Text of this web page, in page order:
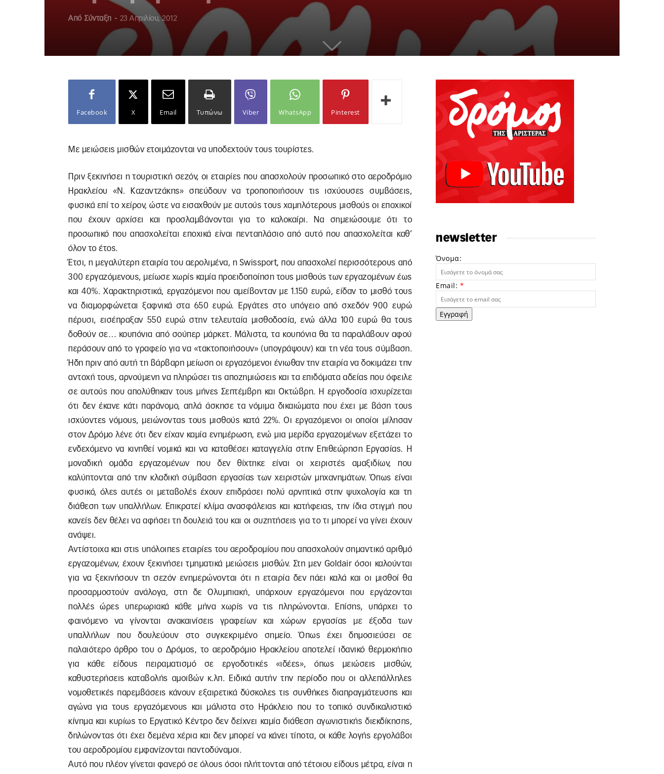
Από Σύνταξη - 23 Απριλίου, 2012
Facebook X Email Τυπώνω Viber WhatsApp Pinterest
Με μειώσεις μισθών ετοιμάζονται να υποδεχτούν τους τουρίστες.
Πριν ξεκινήσει η τουριστική σεζόν, οι εταιρίες που απασχολούν προσωπικό στο αεροδρόμιο
Ηρακλείου «Ν. Καζαντζάκης» σπεύδουν να τροποποιήσουν τις ισχύουσες συμβάσεις,
φυσικά επί το χείρον, ώστε να εισαχθούν με αυτούς τους χαμηλότερους μισθούς οι εποχικοί
που έχουν αρχίσει και προσλαμβάνονται για το καλοκαίρι. Να σημειώσουμε ότι το
προσωπικό που απασχολείται εποχικά είναι πενταπλάσιο από αυτό που απασχολείται καθ’
όλον το έτος.
Έτσι, η μεγαλύτερη εταιρία του αερολιμένα, η Swissport, που απασχολεί περισσότερους από
300 εργαζόμενους, μείωσε χωρίς καμία προειδοποίηση τους μισθούς των εργαζομένων έως
και 40%. Χαρακτηριστικά, εργαζόμενοι που αμείβονταν με 1.150 ευρώ, είδαν το μισθό τους
να διαμορφώνεται ξαφνικά στα 650 ευρώ. Εργάτες στο υπόγειο από σχεδόν 900 ευρώ
πέρυσι, εισέπραξαν 550 ευρώ στην τελευταία μισθοδοσία, ενώ άλλα 100 ευρώ θα τους
δοθούν σε… κουπόνια από σούπερ μάρκετ. Μάλιστα, τα κουπόνια θα τα παραλάβουν αφού
περάσουν από το γραφείο για να «τακτοποιήσουν» (υπογράψουν) και τη νέα τους σύμβαση.
Ήδη πριν από αυτή τη βάρβαρη μείωση οι εργαζόμενοι ένιωθαν την εταιρία να δοκιμάζει την
αντοχή τους, αρνούμενη να πληρώσει τις αποζημιώσεις και τα επιδόματα αδείας που όφειλε
σε αυτούς που απολύθηκαν τους μήνες Σεπτέμβρη και Οκτώβρη. Η εργοδοσία ισχυρίζεται
ότι δεν έκανε κάτι παράνομο, απλά άσκησε τα νόμιμα δικαιώματα που έχει με βάση τους
ισχύοντες νόμους, μειώνοντας τους μισθούς κατά 22%. Οι εργαζόμενοι οι οποίοι μίλησαν
στον Δρόμο λένε ότι δεν είχαν καμία ενημέρωση, ενώ μια μερίδα εργαζομένων εξετάζει το
ενδεχόμενο να κινηθεί νομικά και να καταθέσει καταγγελία στην Επιθεώρηση Εργασίας. Η
μοναδική ομάδα εργαζομένων που δεν θίχτηκε είναι οι χειριστές αμαξιδίων, που
καλύπτονται από την κλαδική σύμβαση εργασίας των χειριστών μηχανημάτων. Όπως είναι
φυσικό, όλες αυτές οι μεταβολές έχουν επιδράσει πολύ αρνητικά στην ψυχολογία και τη
διάθεση των υπαλλήλων. Επικρατεί κλίμα ανασφάλειας και κατήφειας, την ίδια στιγμή που
κανείς δεν θέλει να αφήσει τη δουλειά του και οι συζητήσεις για το τι μπορεί να γίνει έχουν
ανάψει.
Αντίστοιχα και στις υπόλοιπες εταιρίες του αεροδρομίου που απασχολούν σημαντικό αριθμό
εργαζομένων, έχουν ξεκινήσει τμηματικά μειώσεις μισθών. Στη μεν Goldair όσοι καλούνται
για να ξεκινήσουν τη σεζόν ενημερώνονται ότι η εταιρία δεν πάει καλά και οι μισθοί θα
προσαρμοστούν ανάλογα, στη δε Ολυμπιακή, υπάρχουν εργαζόμενοι που εργάζονται
πολλές ώρες υπερωριακά κάθε μήνα χωρίς να τις πληρώνονται. Επίσης, υπάρχει το
φαινόμενο να γίνονται ανακαινίσεις γραφείων και χώρων εργασίας με έξοδα των
υπαλλήλων που δουλεύουν στο συγκεκριμένο σημείο. Όπως έχει δημοσιεύσει σε
παλαιότερο άρθρο του ο Δρόμος, το αεροδρόμιο Ηρακλείου αποτελεί ιδανικό θερμοκήπιο
για κάθε είδους πειραματισμό σε εργοδοτικές «ιδέες», όπως μειώσεις μισθών,
καθυστερήσεις καταβολής αμοιβών κ.λπ. Ειδικά αυτήν την περίοδο που οι αλλεπάλληλες
νομοθετικές παρεμβάσεις κάνουν εξαιρετικά δύσκολες τις συνθήκες διαπραγμάτευσης και
αγώνα για τους εργαζόμενους και μάλιστα στο Ηράκλειο που το τοπικό συνδικαλιστικό
κίνημα και κυρίως το Εργατικό Κέντρο δεν δείχνει καμία διάθεση αγωνιστικής διεκδίκησης,
δηλώνοντας ότι έχει δεμένα χέρια και δεν μπορεί να κάνει τίποτα, οι κάθε λογής εργολάβοι
του αεροδρομίου εμφανίζονται παντοδύναμοι.
Αυτό που πλέον γίνεται φανερό σε όλους όσοι πλήττονται από τέτοιου είδους μέτρα, είναι η
newsletter
Όνομα:
Email: *
Εγγραφή